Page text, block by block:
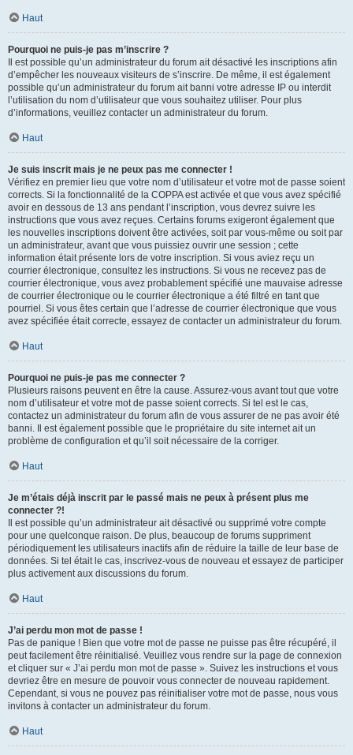
Haut
Pourquoi ne puis-je pas m’inscrire ?
Il est possible qu’un administrateur du forum ait désactivé les inscriptions afin
d’empêcher les nouveaux visiteurs de s’inscrire. De même, il est également
possible qu’un administrateur du forum ait banni votre adresse IP ou interdit
l’utilisation du nom d’utilisateur que vous souhaitez utiliser. Pour plus
d’informations, veuillez contacter un administrateur du forum.
Haut
Je suis inscrit mais je ne peux pas me connecter !
Vérifiez en premier lieu que votre nom d’utilisateur et votre mot de passe soient
corrects. Si la fonctionnalité de la COPPA est activée et que vous avez spécifié
avoir en dessous de 13 ans pendant l’inscription, vous devrez suivre les
instructions que vous avez reçues. Certains forums exigeront également que
les nouvelles inscriptions doivent être activées, soit par vous-même ou soit par
un administrateur, avant que vous puissiez ouvrir une session ; cette
information était présente lors de votre inscription. Si vous aviez reçu un
courrier électronique, consultez les instructions. Si vous ne recevez pas de
courrier électronique, vous avez probablement spécifié une mauvaise adresse
de courrier électronique ou le courrier électronique a été filtré en tant que
pourriel. Si vous êtes certain que l’adresse de courrier électronique que vous
avez spécifiée était correcte, essayez de contacter un administrateur du forum.
Haut
Pourquoi ne puis-je pas me connecter ?
Plusieurs raisons peuvent en être la cause. Assurez-vous avant tout que votre
nom d’utilisateur et votre mot de passe soient corrects. Si tel est le cas,
contactez un administrateur du forum afin de vous assurer de ne pas avoir été
banni. Il est également possible que le propriétaire du site internet ait un
problème de configuration et qu’il soit nécessaire de la corriger.
Haut
Je m’étais déjà inscrit par le passé mais ne peux à présent plus me
connecter ?!
Il est possible qu’un administrateur ait désactivé ou supprimé votre compte
pour une quelconque raison. De plus, beaucoup de forums suppriment
périodiquement les utilisateurs inactifs afin de réduire la taille de leur base de
données. Si tel était le cas, inscrivez-vous de nouveau et essayez de participer
plus activement aux discussions du forum.
Haut
J’ai perdu mon mot de passe !
Pas de panique ! Bien que votre mot de passe ne puisse pas être récupéré, il
peut facilement être réinitialisé. Veuillez vous rendre sur la page de connexion
et cliquer sur « J’ai perdu mon mot de passe ». Suivez les instructions et vous
devriez être en mesure de pouvoir vous connecter de nouveau rapidement.
Cependant, si vous ne pouvez pas réinitialiser votre mot de passe, nous vous
invitons à contacter un administrateur du forum.
Haut